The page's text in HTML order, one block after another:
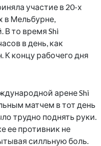
участие в 20-х
в Мельбурне,
В то время Shi
в день, как
концу рабочего дня
арене Shi
матчем в тот день
трудно поднять руки.
ее противник не
силльную боль.